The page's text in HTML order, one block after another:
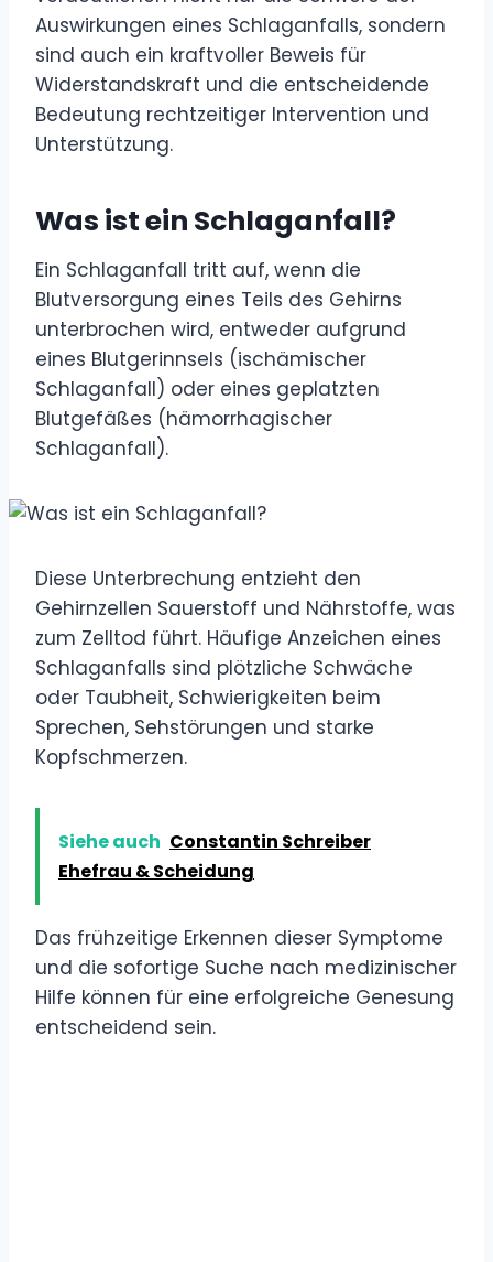
Auswirkungen eines Schlaganfalls, sondern
sind auch ein kraftvoller Beweis für
Widerstandskraft und die entscheidende
Bedeutung rechtzeitiger Intervention und
Unterstützung.
Was ist ein Schlaganfall?
Ein Schlaganfall tritt auf, wenn die
Blutversorgung eines Teils des Gehirns
unterbrochen wird, entweder aufgrund
eines Blutgerinnsels (ischämischer
Schlaganfall) oder eines geplatzten
Blutgefäßes (hämorrhagischer
Schlaganfall).
Diese Unterbrechung entzieht den
Gehirnzellen Sauerstoff und Nährstoffe, was
zum Zelltod führt. Häufige Anzeichen eines
Schlaganfalls sind plötzliche Schwäche
oder Taubheit, Schwierigkeiten beim
Sprechen, Sehstörungen und starke
Kopfschmerzen.
Siehe auch Constantin Schreiber
Ehefrau & Scheidung
Das frühzeitige Erkennen dieser Symptome
und die sofortige Suche nach medizinischer
Hilfe können für eine erfolgreiche Genesung
entscheidend sein.